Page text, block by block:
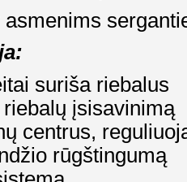
suriša riebalus
įsisavinimą
centrus,
rūgštingumą